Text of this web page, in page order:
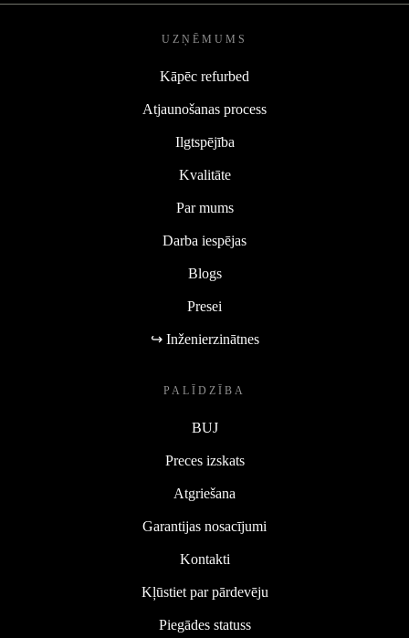
UZŅĒMUMS
Kāpēc refurbed
Atjaunošanas process
Ilgtspējība
Kvalitāte
Par mums
Darba iespējas
Blogs
Presei
↪ Inženierzinātnes
PALĪDZĪBA
BUJ
Preces izskats
Atgriešana
Garantijas nosacījumi
Kontakti
Kļūstiet par pārdevēju
Piegādes statuss